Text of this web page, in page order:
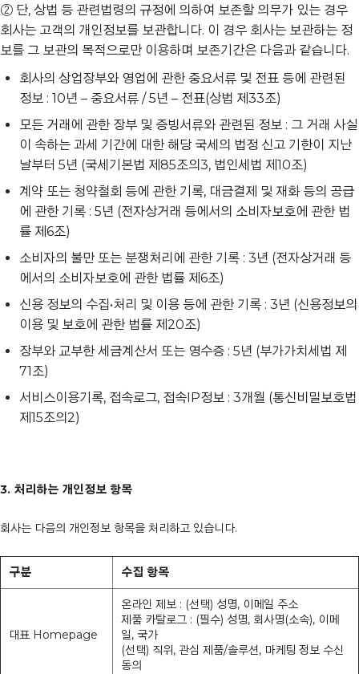
② 단, 상법 등 관련법령의 규정에 의하여 보존할 의무가 있는 경우
회사는 고객의 개인정보를 보관합니다. 이 경우 회사는 보관하는 정
보를 그 보관의 목적으로만 이용하며 보존기간은 다음과 같습니다.
회사의 상업장부와 영업에 관한 중요서류 및 전표 등에 관련된
정보 : 10년 – 중요서류 / 5년 – 전표(상법 제33조)
모든 거래에 관한 장부 및 증빙서류와 관련된 정보 : 그 거래 사실
이 속하는 과세 기간에 대한 해당 국세의 법정 신고 기한이 지난
날부터 5년 (국세기본법 제85조의3, 법인세법 제10조)
계약 또는 청약철회 등에 관한 기록, 대금결제 및 재화 등의 공급
에 관한 기록 : 5년 (전자상거래 등에서의 소비자보호에 관한 법
률 제6조)
소비자의 불만 또는 분쟁처리에 관한 기록 : 3년 (전자상거래 등
에서의 소비자보호에 관한 법률 제6조)
신용 정보의 수집•처리 및 이용 등에 관한 기록 : 3년 (신용정보의
이용 및 보호에 관한 법률 제20조)
장부와 교부한 세금계산서 또는 영수증 : 5년 (부가가치세법 제
71조)
서비스이용기록, 접속로그, 접속IP정보 : 3개월 (통신비밀보호법
제15조의2)
3. 처리하는 개인정보 항목
회사는 다음의 개인정보 항목을 처리하고 있습니다.
구분 수집 항목
대표 Homepage
온라인 제보 : (선택) 성명, 이메일 주소
제품 카탈로그 : (필수) 성명, 회사명(소속), 이메
일, 국가
(선택) 직위, 관심 제품/솔루션, 마케팅 정보 수신
동의